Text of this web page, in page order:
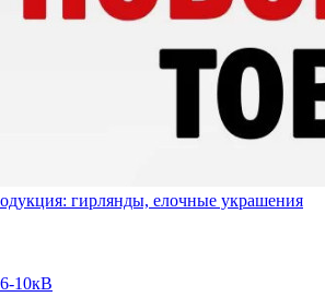
гирлянды, елочные украшения
10кВ